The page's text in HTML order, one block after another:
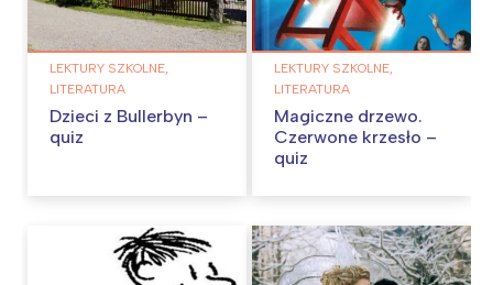
LEKTURY SZKOLNE,
LITERATURA
Dzieci z Bullerbyn –
quiz
LEKTURY SZKOLNE,
LITERATURA
Magiczne drzewo.
Czerwone krzesło –
quiz